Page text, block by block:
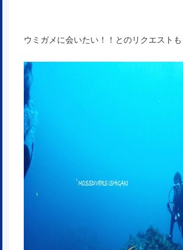
ウミガメに会いたい！！とのリクエストも